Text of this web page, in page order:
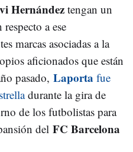
Hernández tengan un
a ese
marcas asociadas a la
aficionados que están
pasado, Laporta fue
durante la gira de
de los futbolistas para
del FC Barcelona